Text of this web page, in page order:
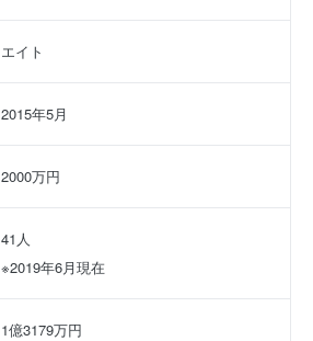
エイト
2015年5月
2000万円
41人
※2019年6月現在
1億3179万円